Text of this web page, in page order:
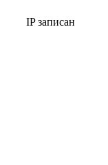
IP записан